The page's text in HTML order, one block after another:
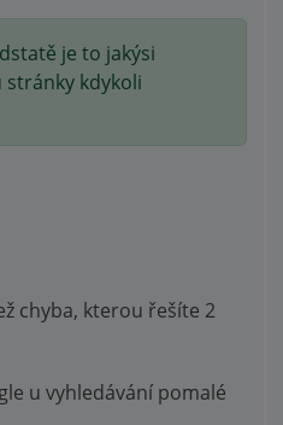
je to jakýsi
stránky kdykoli
chyba, kterou řešíte 2
u vyhledávání pomalé